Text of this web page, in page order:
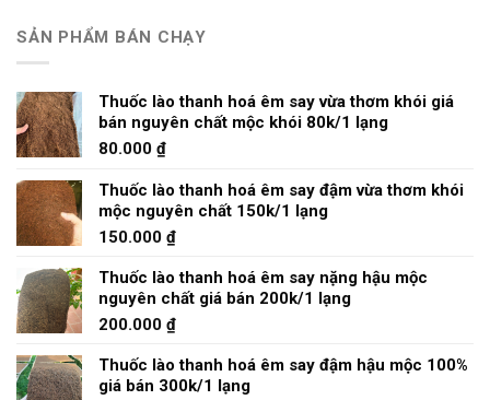
SẢN PHẨM BÁN CHẠY
Thuốc lào thanh hoá êm say vừa thơm khói giá
bán nguyên chất mộc khói 80k/1 lạng
80.000 ₫
Thuốc lào thanh hoá êm say đậm vừa thơm khói
mộc nguyên chất 150k/1 lạng
150.000 ₫
Thuốc lào thanh hoá êm say nặng hậu mộc
nguyên chất giá bán 200k/1 lạng
200.000 ₫
Thuốc lào thanh hoá êm say đậm hậu mộc 100%
giá bán 300k/1 lạng